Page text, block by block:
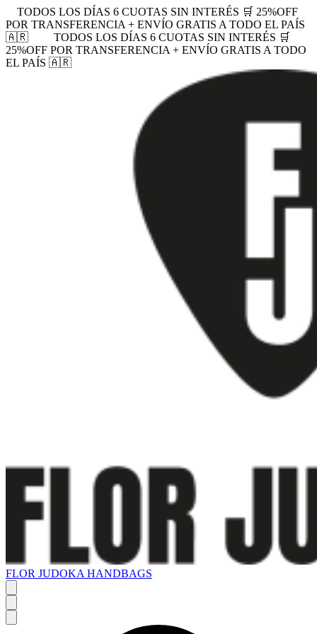
TODOS LOS DÍAS 6 CUOTAS SIN INTERÉS 🛒 25%OFF
POR TRANSFERENCIA + ENVÍO GRATIS A TODO EL PAÍS
🇦🇷
TODOS LOS DÍAS 6 CUOTAS SIN INTERÉS 🛒
25%OFF POR TRANSFERENCIA + ENVÍO GRATIS A TODO
EL PAÍS 🇦🇷
FLOR JUDOKA HANDBAGS